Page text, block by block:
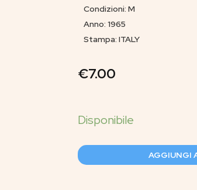
Condizioni: M
Anno: 1965
Stampa: ITALY
€7.00
AGGIUNGI